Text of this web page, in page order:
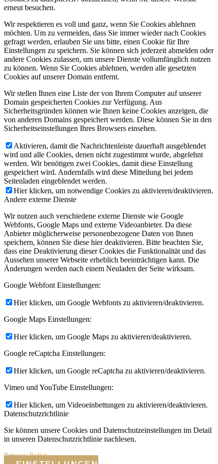
erneut besuchen.
Wir respektieren es voll und ganz, wenn Sie Cookies ablehnen
möchten. Um zu vermeiden, dass Sie immer wieder nach Cookies
gefragt werden, erlauben Sie uns bitte, einen Cookie für Ihre
Einstellungen zu speichern. Sie können sich jederzeit abmelden oder
andere Cookies zulassen, um unsere Dienste vollumfänglich nutzen
zu können. Wenn Sie Cookies ablehnen, werden alle gesetzten
Cookies auf unserer Domain entfernt.
Wir stellen Ihnen eine Liste der von Ihrem Computer auf unserer
Domain gespeicherten Cookies zur Verfügung. Aus
Sicherheitsgründen können wie Ihnen keine Cookies anzeigen, die
von anderen Domains gespeichert werden. Diese können Sie in den
Sicherheitseinstellungen Ihres Browsers einsehen.
Aktivieren, damit die Nachrichtenleiste dauerhaft ausgeblendet
wird und alle Cookies, denen nicht zugestimmt wurde, abgelehnt
werden. Wir benötigen zwei Cookies, damit diese Einstellung
gespeichert wird. Andernfalls wird diese Mitteilung bei jedem
Seitenladen eingeblendet werden.
Hier klicken, um notwendige Cookies zu aktivieren/deaktivieren.
Andere externe Dienste
Wir nutzen auch verschiedene externe Dienste wie Google
Webfonts, Google Maps und externe Videoanbieter. Da diese
Anbieter möglicherweise personenbezogene Daten von Ihnen
speichern, können Sie diese hier deaktivieren. Bitte beachten Sie,
dass eine Deaktivierung dieser Cookies die Funktionalität und das
Aussehen unserer Webseite erheblich beeinträchtigen kann. Die
Änderungen werden nach einem Neuladen der Seite wirksam.
Google Webfont Einstellungen:
Hier klicken, um Google Webfonts zu aktivieren/deaktivieren.
Google Maps Einstellungen:
Hier klicken, um Google Maps zu aktivieren/deaktivieren.
Google reCaptcha Einstellungen:
Hier klicken, um Google reCaptcha zu aktivieren/deaktivieren.
Vimeo und YouTube Einstellungen:
Hier klicken, um Videoeinbettungen zu aktivieren/deaktivieren.
Datenschutzrichtlinie
Sie können unsere Cookies und Datenschutzeinstellungen im Detail
in unseren Datenschutzrichtlinie nachlesen.
Privacy Policy